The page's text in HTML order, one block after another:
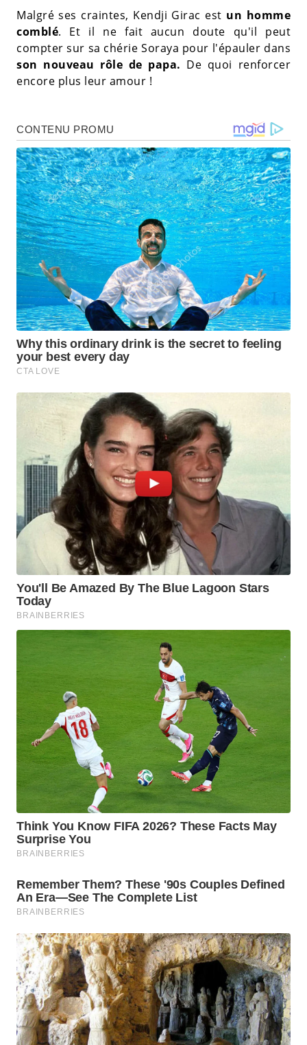
Malgré ses craintes, Kendji Girac est un homme
comblé. Et il ne fait aucun doute qu'il peut
compter sur sa chérie Soraya pour l'épauler dans
son nouveau rôle de papa. De quoi renforcer
encore plus leur amour !